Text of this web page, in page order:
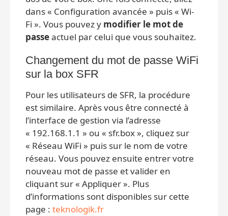
dans « Configuration avancée » puis « Wi-
Fi ». Vous pouvez y modifier le mot de
passeactuel par celui que vous souhaitez.
Changement du mot de passe WiFi
sur la box SFR
Pour les utilisateurs de SFR, la procédure
est similaire. Après vous être connecté à
l’interface de gestion via l’adresse
« 192.168.1.1 » ou « sfr.box », cliquez sur
« Réseau WiFi » puis sur le nom de votre
réseau. Vous pouvez ensuite entrer votre
nouveau mot de passe et valider en
cliquant sur « Appliquer ». Plus
d’informations sont disponibles sur cette
page : teknologik.fr